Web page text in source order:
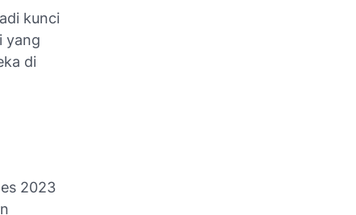
kunci
yang
di
2023